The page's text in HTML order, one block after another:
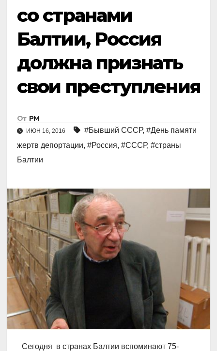
со странами
Балтии, Россия
должна признать
свои преступления
От РМ
ИЮН 16, 2016 #Бывший СССР, #День памяти
жертв депортации, #Россия, #СССР, #страны
Балтии
Сегодня в странах Балтии вспоминают 75-